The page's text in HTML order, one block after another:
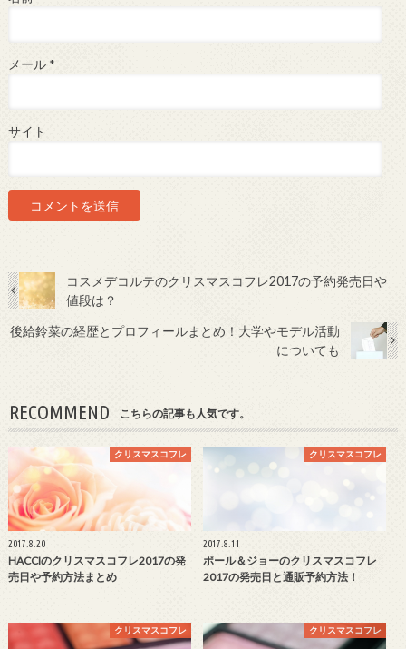
メール *
サイト
コスメデコルテのクリスマスコフレ2017の予約発売日や
値段は？
後給鈴菜の経歴とプロフィールまとめ！大学やモデル活動
についても
RECOMMEND こちらの記事も人気です。
クリスマスコフレ
2017.8.20
HACCIのクリスマスコフレ2017の発
売日や予約方法まとめ
クリスマスコフレ
2017.8.11
ポール＆ジョーのクリスマスコフレ
2017の発売日と通販予約方法！
クリスマスコフレ クリスマスコフレ